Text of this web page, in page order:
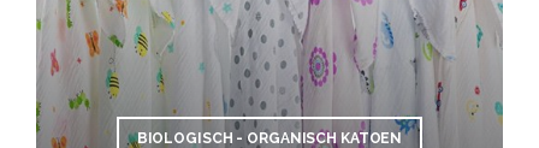
BIOLOGISCH - ORGANISCH KATOEN